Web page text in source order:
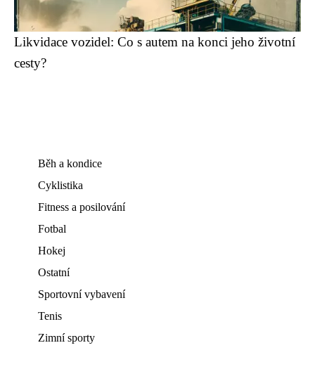
Likvidace vozidel: Co s autem na konci jeho životní
cesty?
Běh a kondice
Cyklistika
Fitness a posilování
Fotbal
Hokej
Ostatní
Sportovní vybavení
Tenis
Zimní sporty